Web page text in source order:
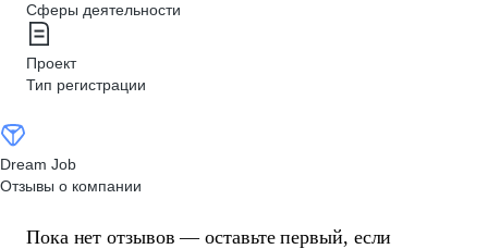
Сферы деятельности
Проект
Тип регистрации
Dream Job
Отзывы о компании
Пока нет отзывов — оставьте первый, если